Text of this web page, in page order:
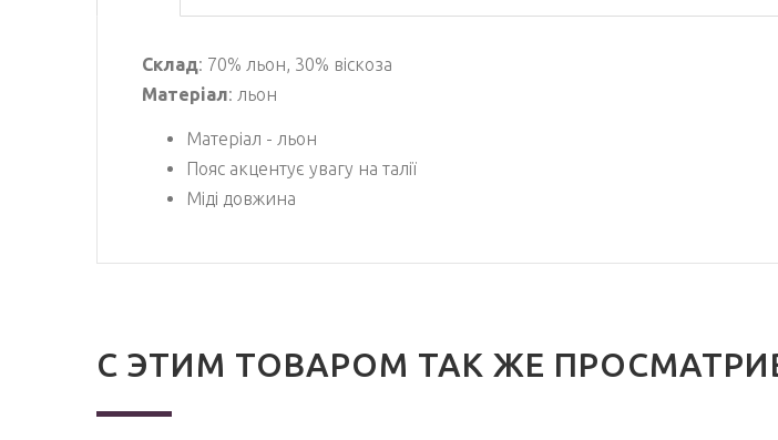
Склад: 70% льон, 30% віскоза
Матеріал: льон
Матеріал - льон
Пояс акцентує увагу на талії
Міді довжина
С ЭТИМ ТОВАРОМ ТАК ЖЕ